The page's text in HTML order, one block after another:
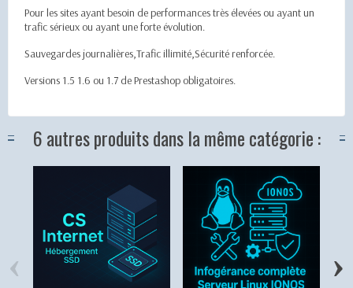
Pour les sites ayant besoin de performances très élevées ou ayant un
trafic sérieux ou ayant une forte évolution.
Sauvegardes journalières,Trafic illimité,Sécurité renforcée.
Versions 1.5 1.6 ou 1.7 de Prestashop obligatoires.
6 autres produits dans la même catégorie :
‹ ›